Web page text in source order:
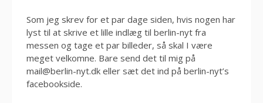
Som jeg skrev for et par dage siden, hvis nogen har
lyst til at skrive et lille indlæg til berlin-nyt fra
messen og tage et par billeder, så skal I være
meget velkomne. Bare send det til mig på
mail@berlin-nyt.dk eller sæt det ind på berlin-nyt’s
facebookside.